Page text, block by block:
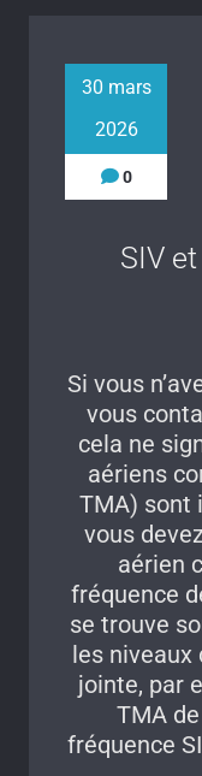
30 mars
2026
0
SIV
Si vous
vous
cela ne
aériens
TMA) sont
vous
aérien
fréquence
se trouve
les niveaux
jointe, par
TMA
fréquence